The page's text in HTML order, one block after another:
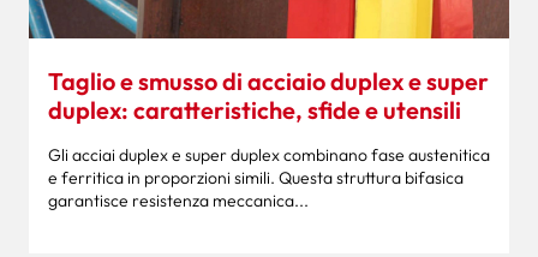
Taglio e smusso di acciaio duplex e super
duplex: caratteristiche, sfide e utensili
Gli acciai duplex e super duplex combinano fase austenitica
e ferritica in proporzioni simili. Questa struttura bifasica
garantisce resistenza meccanica...